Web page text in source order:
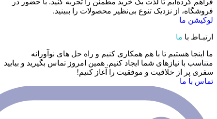
تا لذت یک خرید مطمئن را تجربه کنید. با حضور در
نزدیک تنوع بی‌نظیر محصولات را ببینید.
تا با هم همکاری کنیم و راه حل های نوآورانه
شما ایجاد کنیم. همین امروز تماس بگیرید و بیایید
خلاقیت و موفقیت را آغاز کنیم!